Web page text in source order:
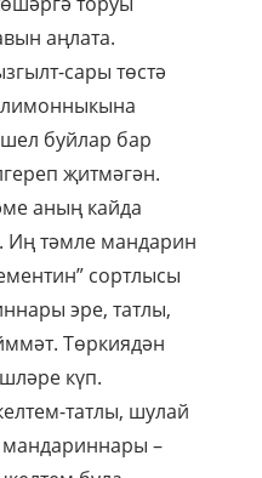
аңлата.
сары төстә
лимонныкына
буйлар бар
җитмәгән.
аның кайда
Иң тәмле мандарин
сортлысы
эре, татлы,
Төркиядән
күп.
татлы, шулай
мандариннары –